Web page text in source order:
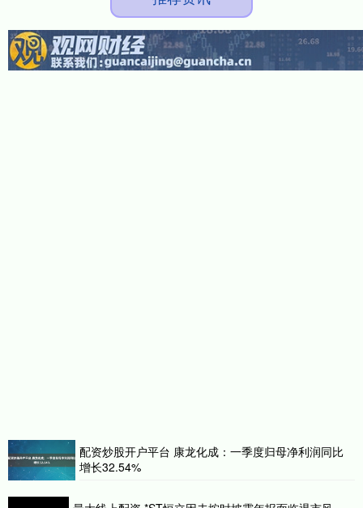
配资炒股开户平台 康龙化成：一季度归母净利润同比
增长32.54%